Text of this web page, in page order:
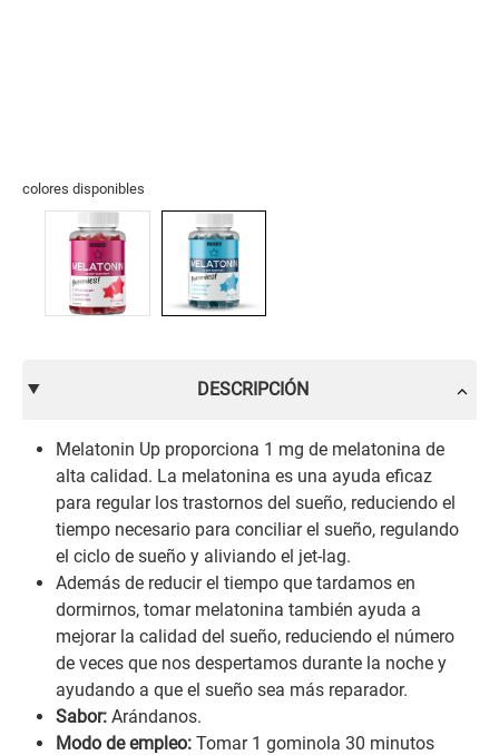
colores disponibles
DESCRIPCIÓN
Melatonin Up proporciona 1 mg de melatonina de
alta calidad. La melatonina es una ayuda eficaz
para regular los trastornos del sueño, reduciendo el
tiempo necesario para conciliar el sueño, regulando
el ciclo de sueño y aliviando el jet-lag.
Además de reducir el tiempo que tardamos en
dormirnos, tomar melatonina también ayuda a
mejorar la calidad del sueño, reduciendo el número
de veces que nos despertamos durante la noche y
ayudando a que el sueño sea más reparador.
Sabor: Arándanos.
Modo de empleo: Tomar 1 gominola 30 minutos